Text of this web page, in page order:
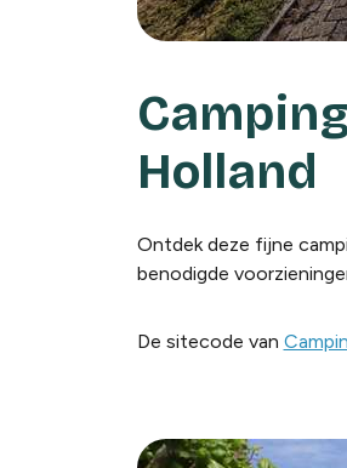
Holland
Ontdek deze fijne
benodigde
De sitecode van